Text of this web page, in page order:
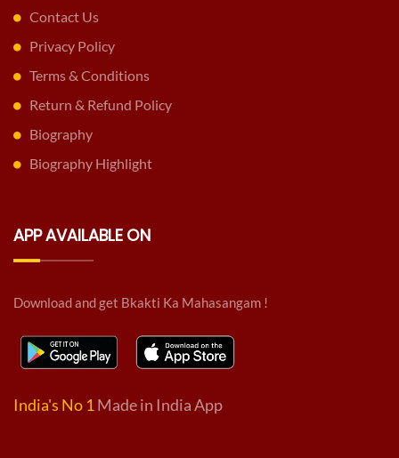
Contact Us
Privacy Policy
Terms & Conditions
Return & Refund Policy
Biography
Biography Highlight
APP AVAILABLE ON
Download and get Bkakti Ka Mahasangam !
India's No 1 Made in India App